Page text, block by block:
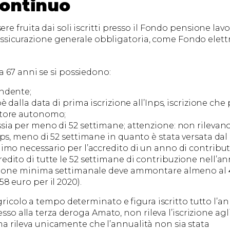
fruita dai soli iscritti presso il Fondo pensione
generale obbligatoria, come Fondo
anni se si possiedono:
dalla data di prima iscrizione all’Inps, iscrizione che
autonomo;
per meno di 52 settimane; attenzione: non
meno di 52 settimane in quanto è stata versata
necessario per l’accredito di un anno di
di tutte le 52 settimane di contribuzione
minima settimanale deve ammontare almeno al
euro per il 2020).
a tempo determinato e figura iscritto tutto
alla terza deroga Amato, non rileva l’iscrizione
rileva unicamente che l’annualità non sia stata